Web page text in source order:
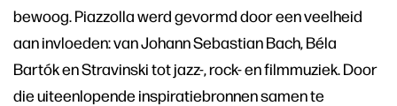
bewoog. Piazzolla werd gevormd door een veelheid
aan invloeden: van Johann Sebastian Bach, Béla
Bartók en Stravinski tot jazz-, rock- en filmmuziek. Door
die uiteenlopende inspiratiebronnen samen te